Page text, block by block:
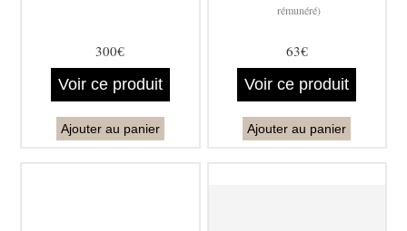
300€
Voir ce produit
Ajouter au panier
rémunéré)
63€
Voir ce produit
Ajouter au panier